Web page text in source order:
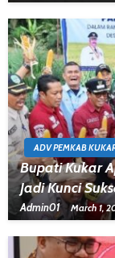
ADV PEMKAB
Bupati Kukar
Jadi Kunci
Admin01 March 1,